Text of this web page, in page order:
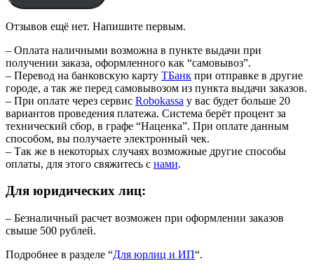
Отзывов ещё нет. Напишите первым.
– Оплата наличными возможна в пункте выдачи при
получении заказа, оформленного как “самовывоз”.
– Перевод на банковскую карту TБанк при отправке в другие
городе, а так же перед самовывозом из пункта выдачи заказов.
– При оплате через сервис Robokassa у вас будет больше 20
вариантов проведения платежа. Система берёт процент за
технический сбор, в графе “Наценка”. При оплате данным
способом, вы получаете электронный чек.
– Так же в некоторых случаях возможные другие способы
оплаты, для этого свяжитесь с нами.
Для юридических лиц:
– Безналичный расчет возможен при оформлении заказов
свыше 500 рублей.
Подробнее в разделе “Для юрлиц и ИП“.